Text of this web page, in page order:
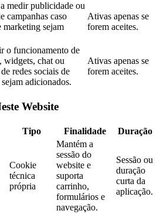
medir publicidade ou
campanhas caso
marketing sejam
Ativas apenas se
forem aceites.
o funcionamento de
widgets, chat ou
redes sociais de
adicionados.
Ativas apenas se
forem aceites.
Website
Tipo Finalidade Duração
Cookie
técnica
própria
Mantém a
sessão do
website e
suporta
carrinho,
formulários e
navegação.
Sessão ou
duração
curta da
aplicação.